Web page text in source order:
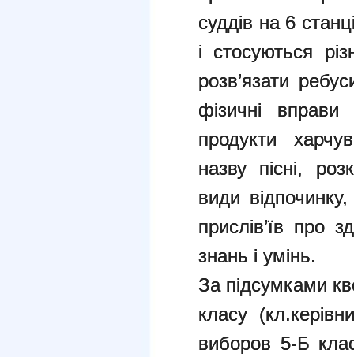
суддів на 6
і стосуються
розв’язати
фізичні вправи
продукти
назву пісні,
види
прислів’їв про
знань і умінь.
За підсумками
класу
виборов 5-Б